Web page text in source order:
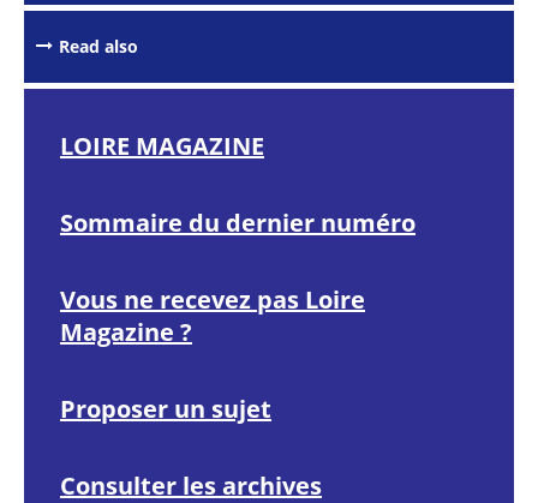
Read also
LOIRE MAGAZINE
Sommaire du dernier numéro
Vous ne recevez pas Loire
Magazine ?
Proposer un sujet
Consulter les archives
outils de
d'impression